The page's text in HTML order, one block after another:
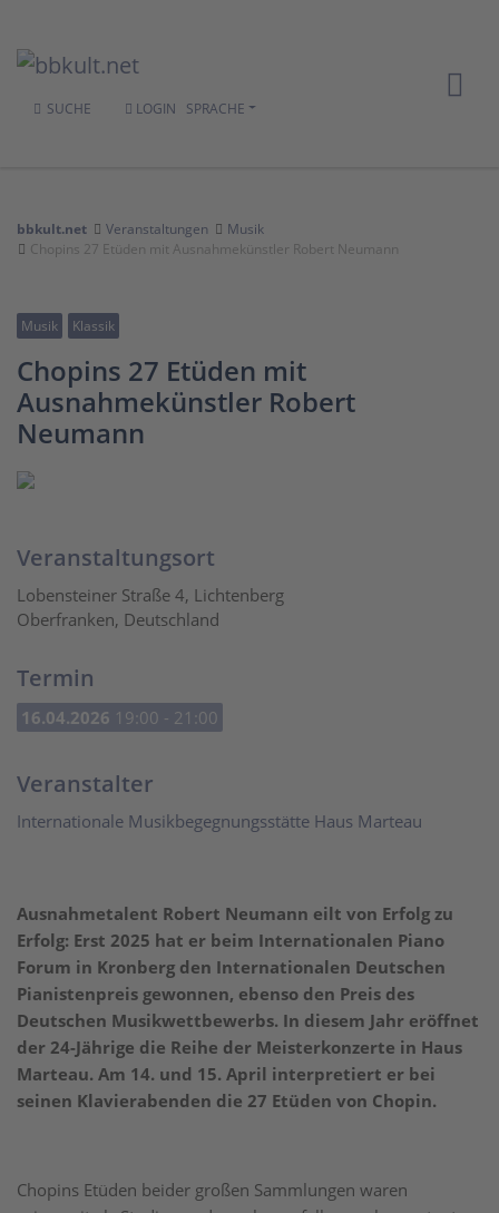
SUCHE LOGIN SPRACHE
bbkult.net Veranstaltungen
Musik
Chopins 27 Etüden mit Ausnahmekünstler Robert Neumann
Musik Klassik
Chopins 27 Etüden mit
Ausnahmekünstler Robert
Neumann
Ausnahmetalent Robert Neumann eilt von Erfolg zu
Erfolg: Erst 2025 hat er beim Internationalen Piano
Forum in Kronberg den Internationalen Deutschen
Pianistenpreis gewonnen, ebenso den Preis des
Deutschen Musikwettbewerbs. In diesem Jahr eröffnet
der 24-Jährige die Reihe der Meisterkonzerte in Haus
Marteau. Am 14. und 15. April interpretiert er bei
seinen Klavierabenden die 27 Etüden von Chopin.
Chopins Etüden beider großen Sammlungen waren
Veranstaltungsort
Lobensteiner Straße 4, Lichtenberg
Oberfranken, Deutschland
Termin
16.04.2026 19:00 - 21:00
Veranstalter
Internationale Musikbegegnungsstätte Haus Marteau